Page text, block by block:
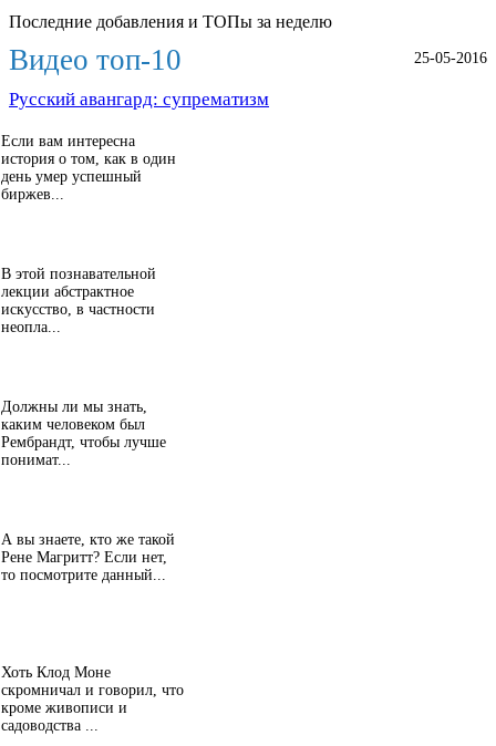
Последние добавления и ТОПы за неделю
Видео топ-10 25-05-2016
Русский авангард: супрематизм
Если вам интересна
история о том, как в один
день умер успешный
биржев...
В этой познавательной
лекции абстрактное
искусство, в частности
неопла...
Должны ли мы знать,
каким человеком был
Рембрандт, чтобы лучше
понимат...
А вы знаете, кто же такой
Рене Магритт? Если нет,
то посмотрите данный...
Хоть Клод Моне
скромничал и говорил, что
кроме живописи и
садоводства ...